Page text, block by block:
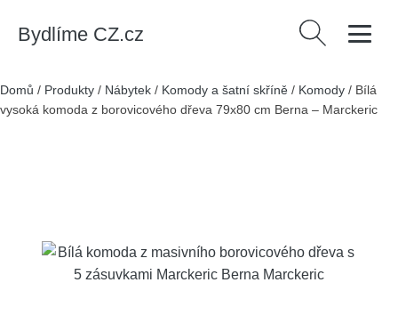
Bydlíme CZ.cz Vyhledávání
Domů / Produkty / Nábytek / Komody a šatní skříně / Komody / Bílá
vysoká komoda z borovicového dřeva 79x80 cm Berna – Marckeric